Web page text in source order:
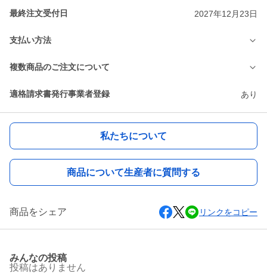
最終注文受付日 2027年12月23日
支払い方法
複数商品のご注文について
適格請求書発行事業者登録 あり
私たちについて
商品について生産者に質問する
商品をシェア リンクをコピー
みんなの投稿
投稿はありません